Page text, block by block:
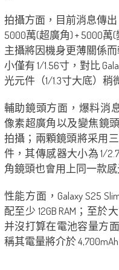
拍攝方面，目前消息傳出
5000萬(超廣角) + 5000
主攝將因機身更薄關係而
小僅有 1/1.56寸，對比
光元件（1/1.3寸大底）稍
輔助鏡頭方面，爆料消息
像素超廣角以及變焦鏡
拍攝；兩顆鏡頭將采用三
件，其傳感器大小為 1/
角鏡頭也會用上同一款感
性能方面，Galaxy S25
配至少 12GB RAM；至
并沒打算在電池容量方
稱其電量將介於